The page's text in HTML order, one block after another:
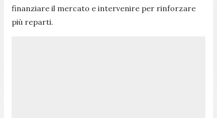
finanziare il mercato e intervenire per rinforzare
più reparti.